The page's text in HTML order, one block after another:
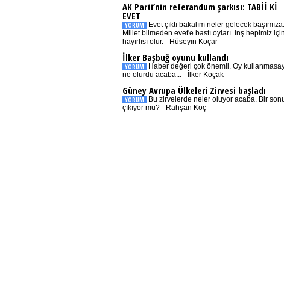
AK Parti’nin referandum şarkısı: TABİİ Kİ
EVET
YORUM
Evet çıktı bakalım neler gelecek başımıza.
Millet bilmeden evet'e bastı oyları. İnş hepimiz için
hayırlısı olur. - Hüseyin Koçar
İlker Başbuğ oyunu kullandı
YORUM
Haber değeri çok önemli. Oy
ne olurdu acaba... - İlker Koçak
Güney Avrupa Ülkeleri Zirvesi başladı
YORUM
Bu zirvelerde neler oluyor acaba. Bir
çıkıyor mu? - Rahşan Koç